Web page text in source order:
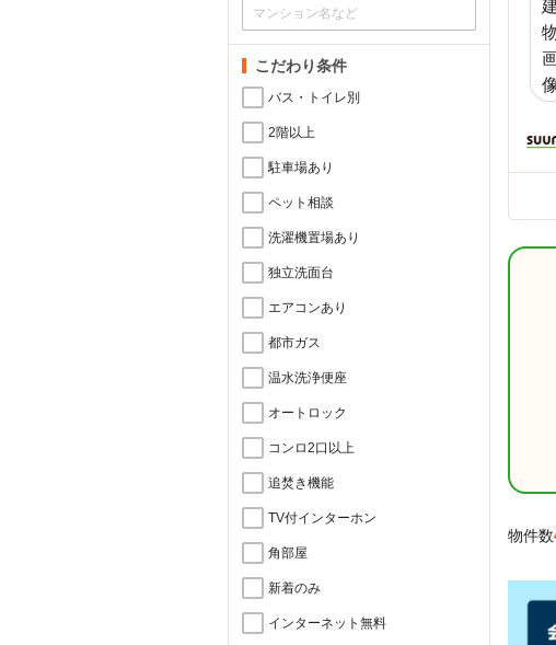
こだわり条件
バス・トイレ別
2階以上
駐車場あり
ペット相談
洗濯機置場あり
独立洗面台
エアコンあり
都市ガス
温水洗浄便座
オートロック
コンロ2口以上
追焚き機能
TV付インターホン
角部屋
新着のみ
インターネット無料
物件数